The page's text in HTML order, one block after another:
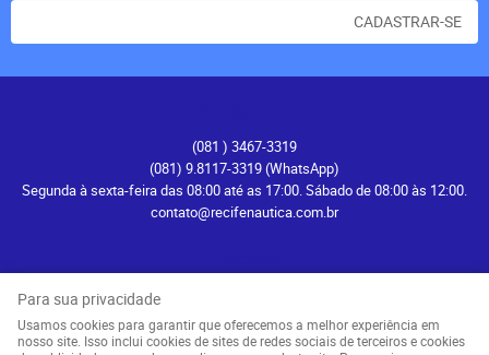
CADASTRAR-SE
(081 ) 3467-3319
(081) 9.8117-3319(WhatsApp)
Segunda à sexta-feira das 08:00 até as 17:00. Sábado de 08:00 às 12:00.
contato@recifenautica.com.br
Avenida Herculano Bandeira, 476
Para sua privacidade
Usamos cookies para garantir que oferecemos a melhor experiência em
nosso site. Isso inclui cookies de sites de redes sociais de terceiros e cookies